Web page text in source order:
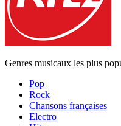
Genres musicaux les plus
Pop
Rock
Chansons françaises
Electro